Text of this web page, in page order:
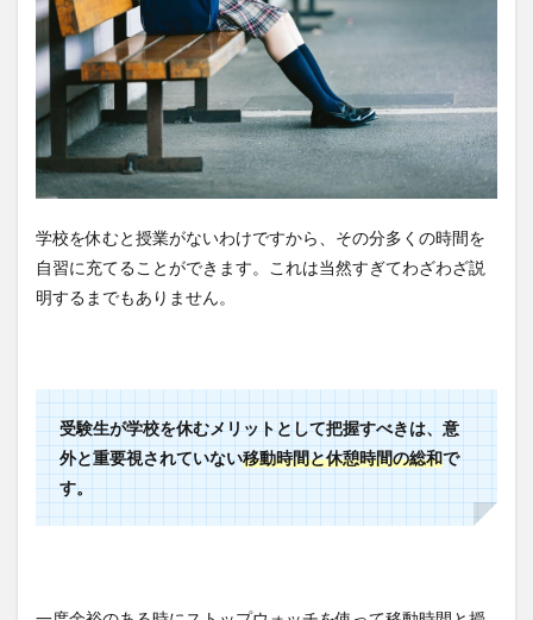
学校を休むと授業がないわけですから、その分多くの時間を
自習に充てることができます。これは当然すぎてわざわざ説
明するまでもありません。
受験生が学校を休むメリットとして把握すべきは、意
外と重要視されていない移動時間と休憩時間の総和で
す。